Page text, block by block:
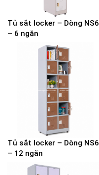
Tủ sắt locker – Dòng NS6
– 6 ngăn
Tủ sắt locker – Dòng NS6
– 12 ngăn